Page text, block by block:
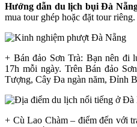
Hướng dẫn du lịch bụi Đà
mua tour ghép hoặc đặt tour riêng.
+ Bán đảo Sơn Trà: Bạn nên đi
17h mỗi ngày. Trên Bán đảo
Tượng, Cây Đa ngàn năm, Đỉnh
+ Cù Lao Chàm – điểm đến với